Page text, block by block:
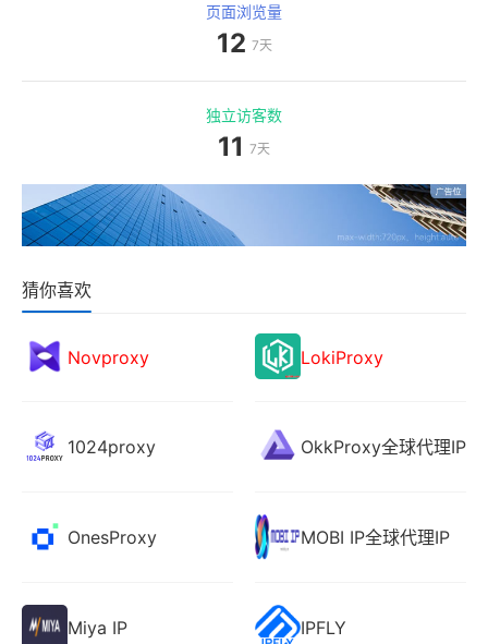
页面浏览量
12 7天
独立访客数
11 7天
猜你喜欢
Novproxy LokiProxy
1024proxy OkkProxy全球代理IP
OnesProxy MOBI IP全球代理IP
Miya IP IPFLY